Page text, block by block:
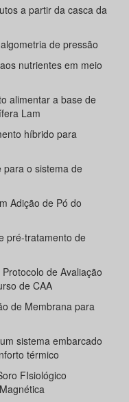
a partir da casca da
de pressão
nutrientes em meio
alimentar a base de
Lam
híbrido para
o sistema de
Adição de Pó do
pré-tratamento de
de Avaliação
de CAA
de Membrana para
sistema embarcado
térmico
FIsiológico